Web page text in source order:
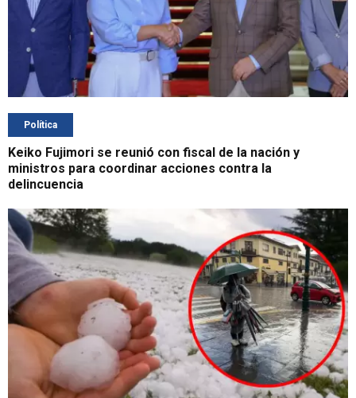
Política
Keiko Fujimori se reunió con fiscal de la nación y
ministros para coordinar acciones contra la
delincuencia